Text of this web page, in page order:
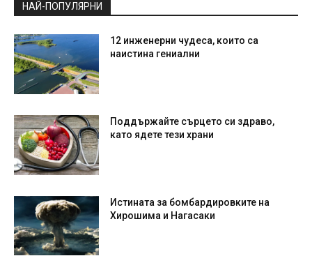
НАЙ-ПОПУЛЯРНИ
12 инженерни чудеса, които са
наистина гениални
Поддържайте сърцето си здраво,
като ядете тези храни
Истината за бомбардировките на
Хирошима и Нагасаки